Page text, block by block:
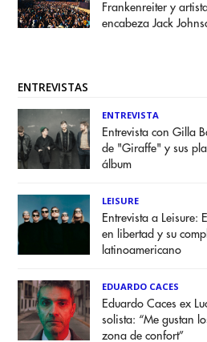
Frankenreiter y
encabeza Jack
ENTREVISTAS
ENTREVISTA
Entrevista con Gilla
de "Giraffe" y sus
álbum
LEISURE
Entrevista a Leisure:
en libertad y su
latinoamericano
EDUARDO CACES
Eduardo Caces ex
solista: “Me gustan
zona de confort”